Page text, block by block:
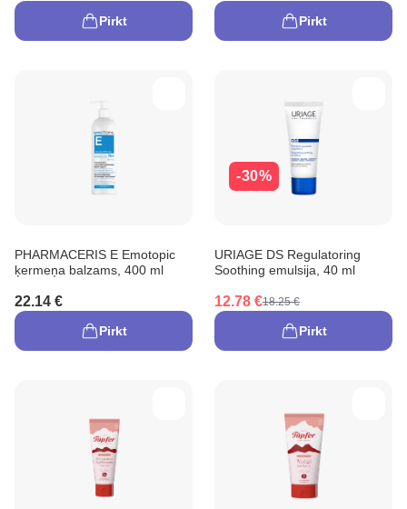
Pirkt Pirkt
PHARMACERIS E Emotopic
ķermeņa balzams, 400 ml
22.14 €
Pirkt
-30%
URIAGE DS Regulatoring
Soothing emulsija, 40 ml
12.78 €18.25 €
Pirkt